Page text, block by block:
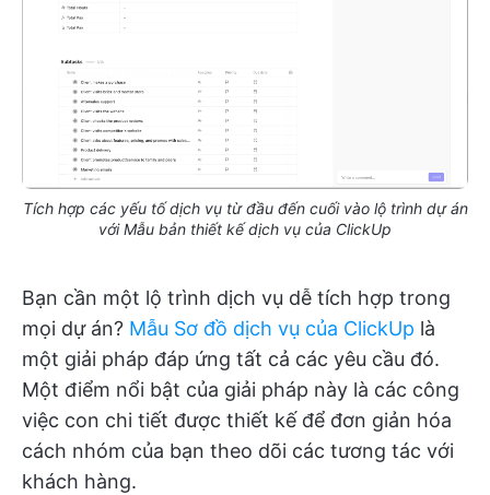
Tích hợp các yếu tố dịch vụ từ đầu đến cuối vào lộ trình dự án
với Mẫu bản thiết kế dịch vụ của ClickUp
Bạn cần một lộ trình dịch vụ dễ tích hợp trong
mọi dự án? Mẫu Sơ đồ dịch vụ của ClickUp là
một giải pháp đáp ứng tất cả các yêu cầu đó.
Một điểm nổi bật của giải pháp này là các công
việc con chi tiết được thiết kế để đơn giản hóa
cách nhóm của bạn theo dõi các tương tác với
khách hàng.